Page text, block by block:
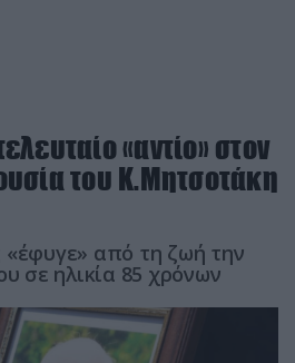
«αντίο» στον
του Κ.Μητσοτάκη
από τη ζωή την
σε ηλικία 85 χρόνων